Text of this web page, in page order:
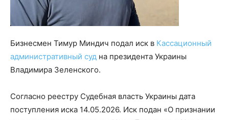
Бизнесмен Тимур Миндич подал иск в Кассационный
административный суд на президента Украины
Владимира Зеленского.
Согласно реестру Судебная власть Украины дата
поступления иска 14.05.2026. Иск подан «О признании